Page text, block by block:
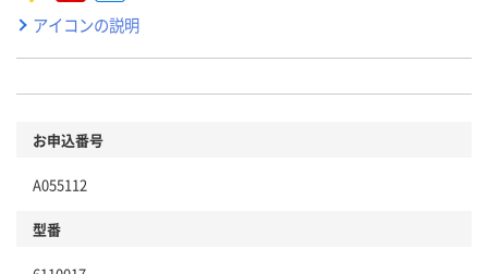
アイコンの説明
お申込番号
A055112
型番